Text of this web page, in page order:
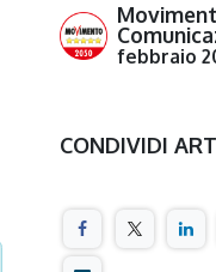
febbraio
CONDIVIDI